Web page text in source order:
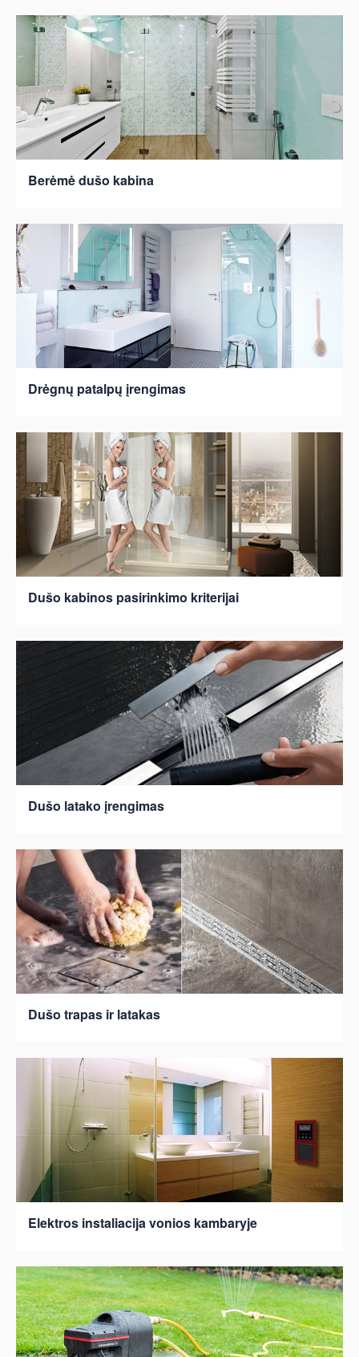
Berėmė dušo kabina
Drėgnų patalpų įrengimas
Dušo kabinos pasirinkimo kriterijai
Dušo latako įrengimas
Dušo trapas ir latakas
Elektros instaliacija vonios kambaryje